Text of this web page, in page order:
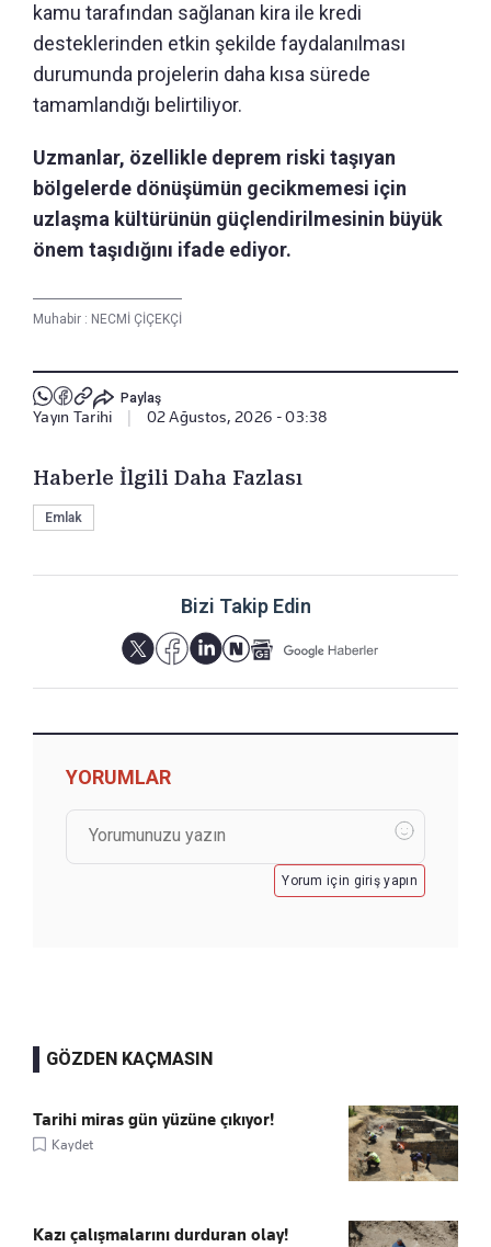
kamu tarafından sağlanan kira ile kredi
desteklerinden etkin şekilde faydalanılması
durumunda projelerin daha kısa sürede
tamamlandığı belirtiliyor.
Uzmanlar, özellikle deprem riski taşıyan
bölgelerde dönüşümün gecikmemesi için
uzlaşma kültürünün güçlendirilmesinin büyük
önem taşıdığını ifade ediyor.
Muhabir : NECMİ ÇİÇEKÇİ
Paylaş
Yayın Tarihi 02 Ağustos, 2026 - 03:38
Haberle İlgili Daha Fazlası
Emlak
Bizi Takip Edin
YORUMLAR
Yorum için giriş yapın
GÖZDEN KAÇMASIN
Tarihi miras gün yüzüne çıkıyor!
Kaydet
Kazı çalışmalarını durduran olay!